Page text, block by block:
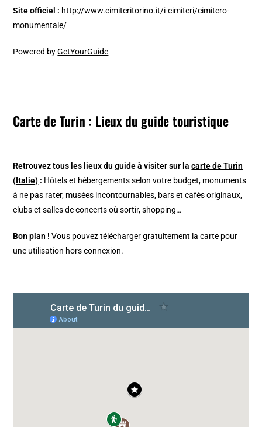
Site officiel : http://www.cimiteritorino.it/i-cimiteri/cimitero-
monumentale/
Powered byGetYourGuide
Carte de Turin : Lieux du guide touristique
Retrouvez tous les lieux du guide à visiter sur lacarte de Turin
(Italie) : Hôtels et hébergements selon votre budget, monuments
à ne pas rater, musées incontournables, bars et cafés originaux,
clubs et salles de concerts où sortir, shopping…
Bon plan ! Vous pouvez télécharger gratuitement la carte pour
une utilisation hors connexion.